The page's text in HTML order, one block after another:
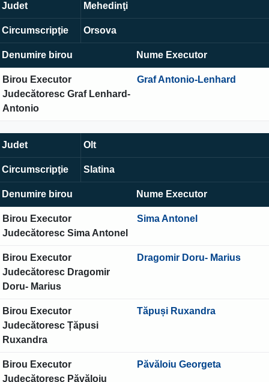
Denumire birou Nume Executor
Birou Executor
Judecătoresc Graf Lenhard-
Antonio
Graf Antonio-Lenhard
Judet Mehedinţi
Circumscripţie Orsova
Denumire birou Nume Executor
Birou Executor
Judecătoresc Sima Antonel
Sima Antonel
Birou Executor
Judecătoresc Dragomir
Doru- Marius
Dragomir Doru- Marius
Birou Executor
Judecătoresc Țăpusi
Ruxandra
Tăpuși Ruxandra
Birou Executor
Judecătoresc Păvăloiu
Păvăloiu Georgeta
Judet Olt
Circumscripţie Slatina